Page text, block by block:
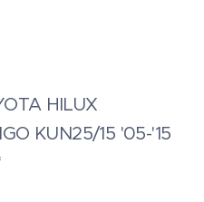
HILUX
KUN25/15 '05-'15